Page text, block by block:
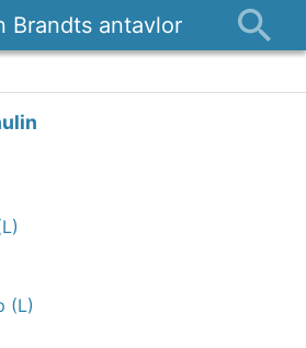
Brandts antavlor
(L)